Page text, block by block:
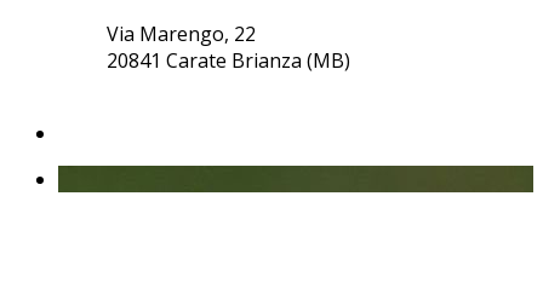
Via Marengo, 22
20841 Carate Brianza (MB)